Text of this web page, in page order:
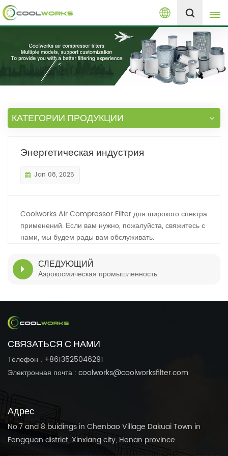
Русский
English
español
العربية
русский
Melayu
+8613525046291
КАТЕГОРИИ ПРОДУКЦИИ
Энергетическая индустрия
Jan 08, 2025
Coolworks Air Compressor Filter для широкого спектра
применений. Если вам нужно, пожалуйста, свяжитесь с
нами, мы будем рады вам обслуживать.
СЛЕДУЮЩИЙ
Аэрокосмическая промышленность
СВЯЗАТЬСЯ С НАМИ
Телефон : +8613525046291
Электронная почта : coolworks@coolworksfilter.com
Адрес
No.7 and 8 buidings in Chenbao Village Dakuai Town in
Fengquan district, Xinxiang city, Henan province.